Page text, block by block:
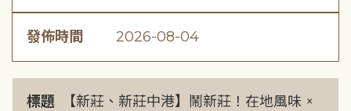
發佈時間 2026-08-04
標題
【新莊、新莊中港】鬧新莊！在地風味 ×